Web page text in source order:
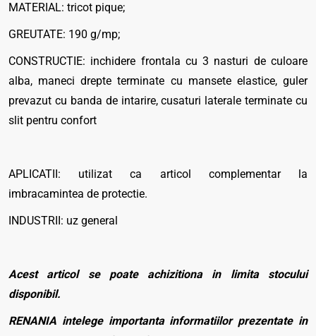
MATERIAL: tricot pique;
GREUTATE: 190 g/mp;
CONSTRUCTIE: inchidere frontala cu 3 nasturi de culoare
alba, maneci drepte terminate cu mansete elastice, guler
prevazut cu banda de intarire, cusaturi laterale terminate cu
slit pentru confort
APLICATII: utilizat ca articol complementar la
imbracamintea de protectie.
INDUSTRII: uz general
Acest articol se poate achizitiona in limita stocului
disponibil.
RENANIA intelege importanta informatiilor prezentate in